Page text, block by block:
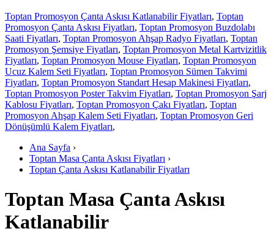
Toptan Promosyon Çanta Askısı Katlanabilir Fiyatları, Toptan
Promosyon Çanta Askısı Fiyatları, Toptan Promosyon Buzdolabı
Saati Fiyatları, Toptan Promosyon Ahşap Radyo Fiyatları, Toptan
Promosyon Şemsiye Fiyatları, Toptan Promosyon Metal Kartvizitlik
Fiyatları, Toptan Promosyon Mouse Fiyatları, Toptan Promosyon
Ucuz Kalem Seti Fiyatları, Toptan Promosyon Sümen Takvimi
Fiyatları, Toptan Promosyon Standart Hesap Makinesi Fiyatları,
Toptan Promosyon Poster Takvim Fiyatları, Toptan Promosyon Şarj
Kablosu Fiyatları, Toptan Promosyon Çakı Fiyatları, Toptan
Promosyon Ahşap Kalem Seti Fiyatları, Toptan Promosyon Geri
Dönüşümlü Kalem Fiyatları,
Ana Sayfa ›
Toptan Masa Çanta Askısı Fiyatları ›
Toptan Çanta Askısı Katlanabilir Fiyatları
Toptan Masa Çanta Askısı
Katlanabilir